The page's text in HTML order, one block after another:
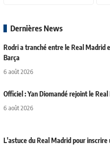
Dernières News
Rodri a tranché entre le Real Madrid
Barça
6 août 2026
Officiel : Yan Diomandé rejoint le Real
6 août 2026
L'astuce du Real Madrid pour inscrire